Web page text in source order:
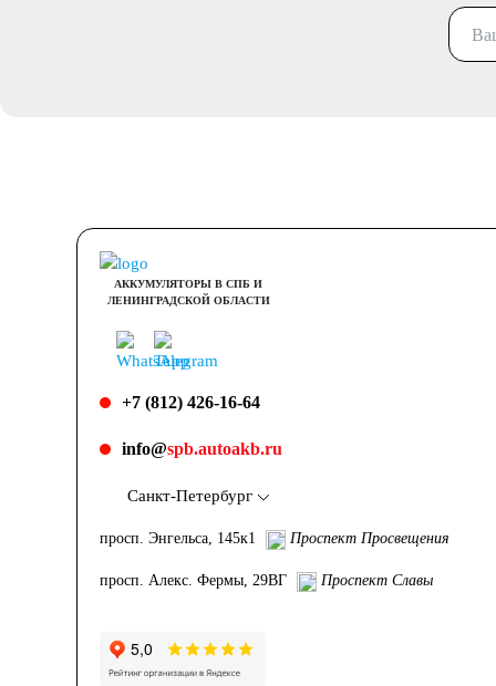
АККУМУЛЯТОРЫ В СПБ И
ЛЕНИНГРАДСКОЙ ОБЛАСТИ
+7 (812) 426-16-64
info@spb.autoakb.ru
Санкт-Петербург
просп. Энгельса, 145к1 Проспект Просвещения
просп. Алекс. Фермы, 29ВГ Проспект Славы